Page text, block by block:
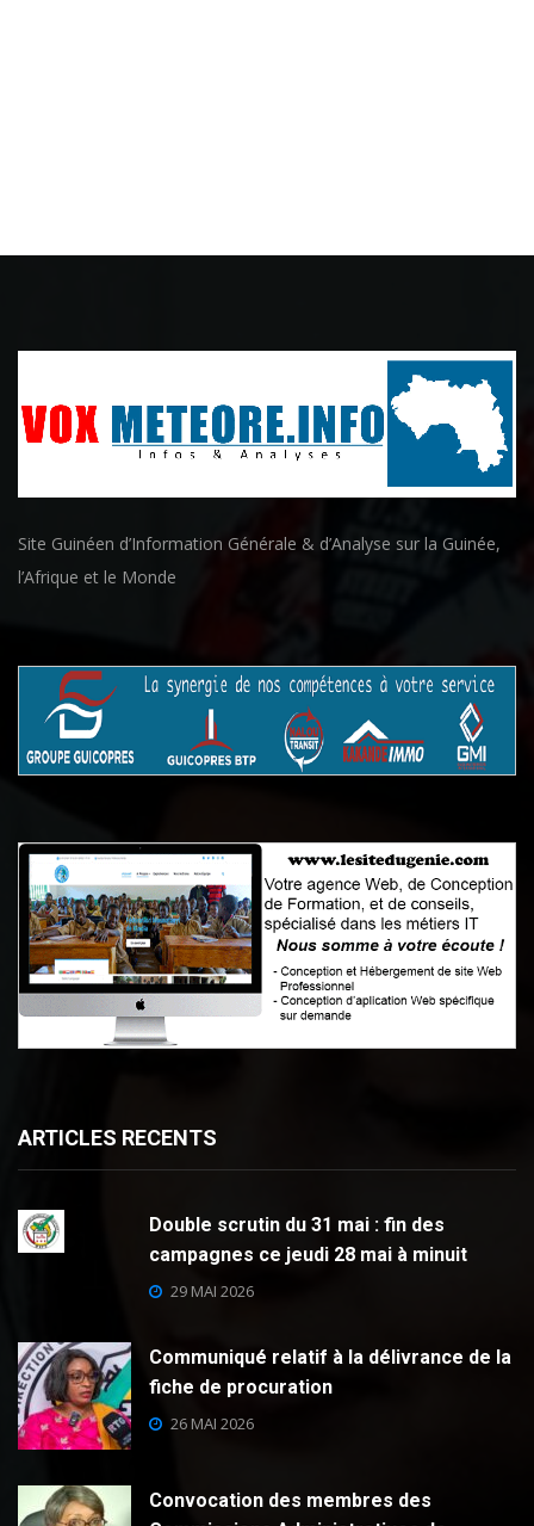
Site Guinéen d’Information Générale & d’Analyse sur la Guinée,
l’Afrique et le Monde
ARTICLES RECENTS
Double scrutin du 31 mai : fin des
campagnes ce jeudi 28 mai à minuit
29 MAI 2026
Communiqué relatif à la délivrance de la
fiche de procuration
26 MAI 2026
Convocation des membres des